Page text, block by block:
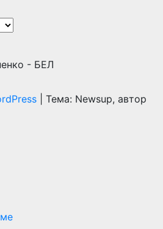
- БЕЛ
Тема: Newsup, автор